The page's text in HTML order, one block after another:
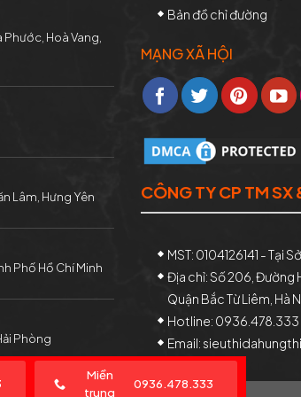
Miền
trung
0936.478.333
Phước, Hoà Vang,
Lâm, Hưng Yên
Phố Hồ Chí Minh
Phòng
Bản đồ chỉ đường
MẠNG XÃ HỘI
CÔNG TY CP TM SX
MST: 0104126141 - Tại
Địa chỉ: Số 206, Đường
Quận Bắc Từ Liêm, Hà
Hotline: 0936.478.333
Email: